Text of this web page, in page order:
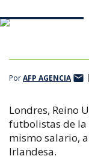
PorAFP AGENCIA
Londres, Reino
futbolistas de la
mismo salario,
Irlandesa.